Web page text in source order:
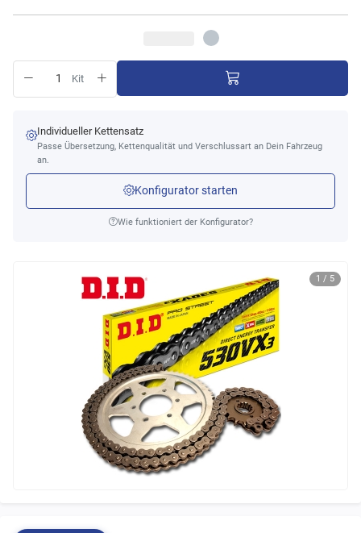
1 / 5
Kit
Individueller Kettensatz
Passe Übersetzung, Kettenqualität und Verschlussart an Dein Fahrzeug
an.
Konfigurator starten
Wie funktioniert der Konfigurator?